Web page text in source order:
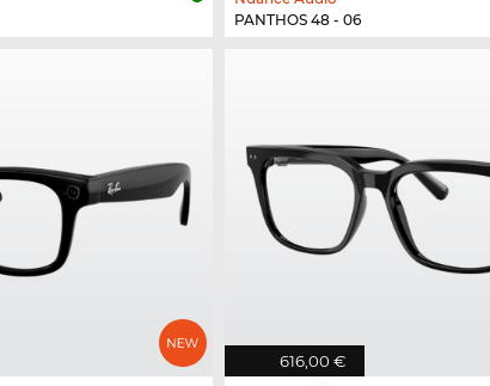
PANTHOS 48 - 06
616,00 €